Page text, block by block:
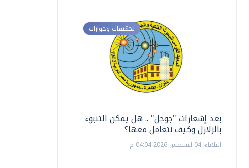
تحقيقات وحوارات
بعد إشعارات "جوجل" .. هل يمكن التنبوء
بالزلازل وكيف نتعامل معها؟
الثلاثاء، 04 اغسطس 2026 04:04 م